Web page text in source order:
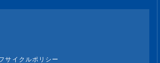
サイクルポリシー